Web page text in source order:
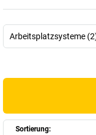
+Mehr anzeigen
Arbeitsplatzsysteme
Sortierung: